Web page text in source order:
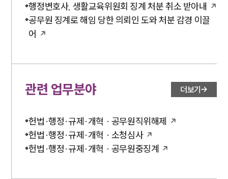
행정변호사, 생활교육위원회 징계 처분 취소 받아내
공무원 징계로 해임 당한 의뢰인 도와 처분 감경 이끌
어
관련 업무분야 더보기
헌법·행정·규제·개혁 · 공무원직위해제
헌법·행정·규제·개혁 · 소청심사
헌법·행정·규제·개혁 · 공무원중징계